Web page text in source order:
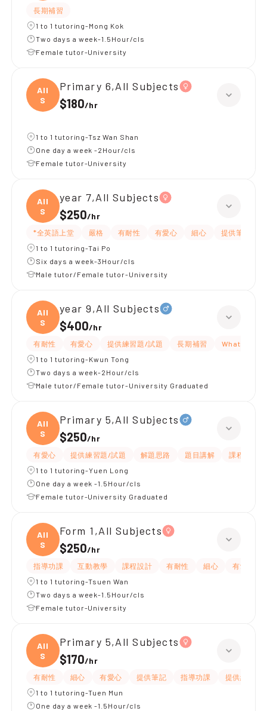
長期補習
1 to 1 tutoring-Mong Kok
Two days a week-1.5Hour/cls
Female tutor-University
All
S
Primary 6,All Subjects
$180/hr
1 to 1 tutoring-Tsz Wan Shan
One day a week -2Hour/cls
Female tutor-University
All
S
year 7,All Subjects
$250/hr
*全英語上堂 嚴格 有耐性 有愛心 細心 提供筆記
1 to 1 tutoring-Tai Po
Six days a week-3Hour/cls
Male tutor/Female tutor-University
All
S
year 9,All Subjects
$400/hr
有耐性 有愛心 提供練習題/試題 長期補習
WhatsAPP
1 to 1 tutoring-Kwun Tong
Two days a week-2Hour/cls
Male tutor/Female tutor-University Graduated
All
S
Primary 5,All Subjects
$250/hr
有愛心 提供練習題/試題 解題思路 題目講解
課程設計
1 to 1 tutoring-Yuen Long
One day a week -1.5Hour/cls
Female tutor-University Graduated
All
S
Form 1,All Subjects
$250/hr
指導功課 互動教學 課程設計 有耐性 細心
有愛心
1 to 1 tutoring-Tsuen Wan
Two days a week-1.5Hour/cls
Female tutor-University
All
S
Primary 5,All Subjects
$170/hr
有耐性 細心 有愛心 提供筆記 指導功課
提供練習題
1 to 1 tutoring-Tuen Mun
One day a week -1.5Hour/cls